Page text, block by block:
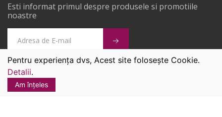
Esti informat primul despre produsele si promotiile
noastre
Covoare Ungheni © 2026.
Toate drepturile sunt rezervate.
Pentru experiența dvs, Acest site folosește Cookie.
Detalii.
Am înțeles